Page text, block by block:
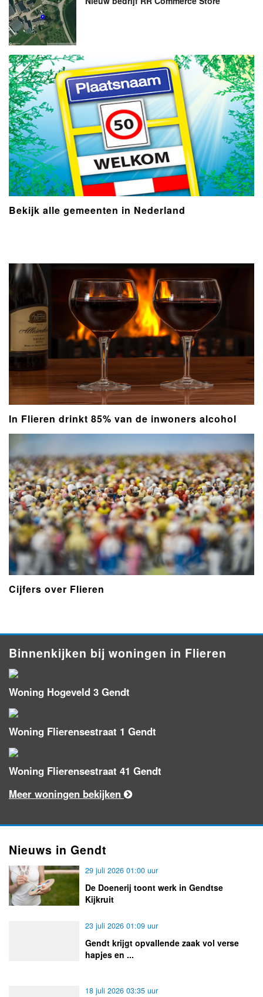
Bekijk alle gemeenten in Nederland
In Flieren drinkt 85% van de inwoners alcohol
Cijfers over Flieren
Binnenkijken bij woningen in Flieren
Woning Hogeveld 3 Gendt
Woning Flierensestraat 1 Gendt
Woning Flierensestraat 41 Gendt
Meer woningen bekijken
Nieuws in Gendt
29 juli 2026 01:00 uur
De Doenerij toont werk in Gendtse
Kijkruit
23 juli 2026 01:09 uur
Gendt krijgt opvallende zaak vol verse
hapjes en ...
18 juli 2026 03:35 uur